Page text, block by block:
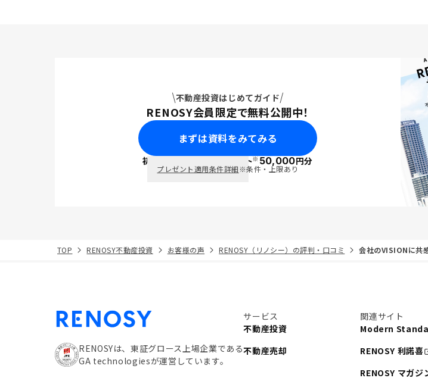
不動産投資はじめてガイド
RENOSY会員限定で無料公開中！
まずは資料をみてみる
初回面談で ポイント※50,000円分
プレゼント適用条件詳細※条件・上限あり
TOP RENOSY不動産投資 お客様の声 RENOSY（リノシー）の評判・口コミ 会社のVISIONに共
RENOSYは、東証グロース上場企業である
GA technologiesが運営しています。
サービス
不動産投資
不動産売却
関連サイト
Modern
RENOSY 利諾喜
RENOSY マガジ